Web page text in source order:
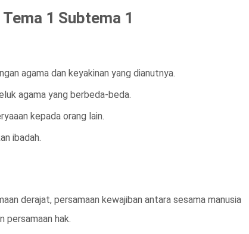
1 Subtema 1
agama dan keyakinan yang dianutnya.
agama yang berbeda-beda.
kepada orang lain.
ibadah.
derajat, persamaan kewajiban antara sesama manusia
persamaan hak.